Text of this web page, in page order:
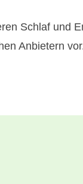
Schlaf und
Anbietern